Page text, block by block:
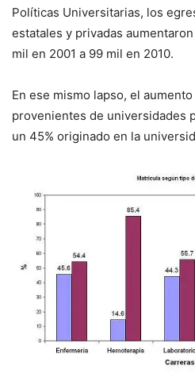
Políticas Universitarias, los
estatales y privadas
mil en 2001 a 99 mil en 2010.
En ese mismo lapso, el
provenientes de universidades
un 45% originado en la